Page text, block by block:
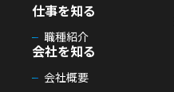
仕事を知る
職種紹介
会社を知る
会社概要